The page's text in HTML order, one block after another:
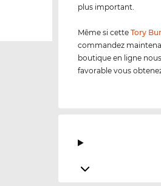
plus important.
Même si cetteTory
commandez
boutique en ligne
favorable vous